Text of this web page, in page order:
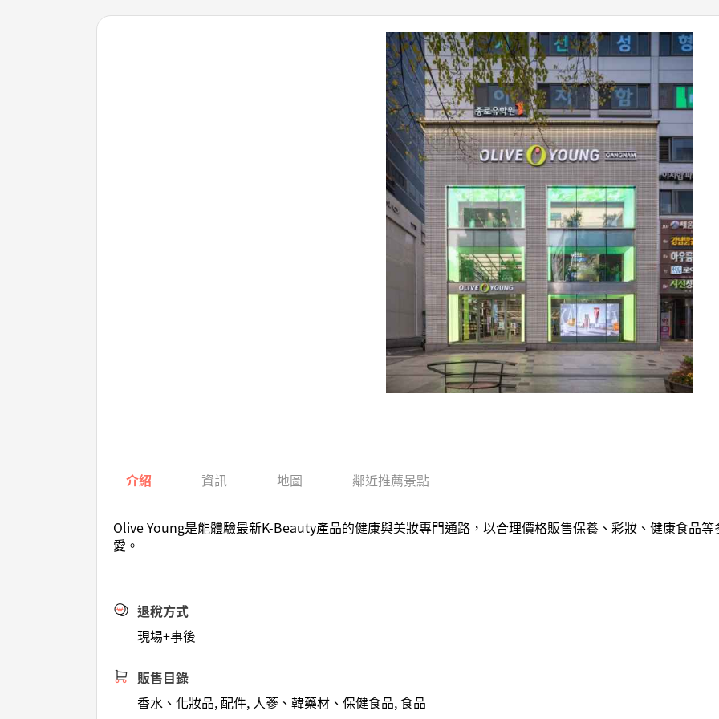
介紹 資訊 地圖 鄰近推薦景點
Olive Young是能體驗最新K-Beauty產品的健康與美妝專門通路，以合理價格販售保養、彩妝、健康食品
愛。
退稅方式
現場+事後
販售目錄
香水、化妝品, 配件, 人蔘、韓藥材、保健食品, 食品